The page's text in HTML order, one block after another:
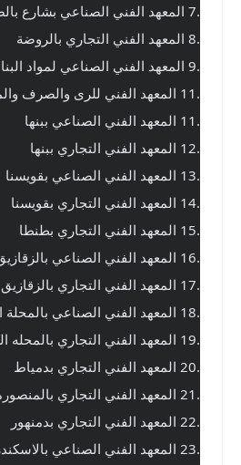
.7 المعهد الفني الصناعي بشارع بالصحافة
.8 المعهد الفني التجاري بالروضة
.9 المعهد الفني الصناعي لمواد البناء بحلوان
.11 المعهد الفني للرى والصرف والمساحة بالمطرية
.11 المعهد الفني الصناعي ببنها
.12 المعهد الفني التجاري ببنها
.13 المعهد الفني الصناعي بقويسنا
.14 المعهد الفني التجاري بقويسنا
.15 المعهد الفني التجاري بطنطا
.16 المعهد الفني الصناعي بالزقازيق
.17 المعهد الفني التجاري بالزقازيق
.18 المعهد الفني الصناعي بالمحلة الكبرى
.19 المعهد الفني التجاري بالمحله الكبرى
.20 المعهد الفني التجاري بدمياط
.21 المعهد الفني التجاري بالمنصورة
.22 المعهد الفني التجاري بدمنهور
.23 المعهد الفني الصناعي بالاسكندرية